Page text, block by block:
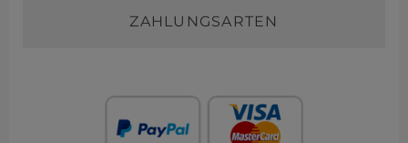
ZAHLUNGSARTEN